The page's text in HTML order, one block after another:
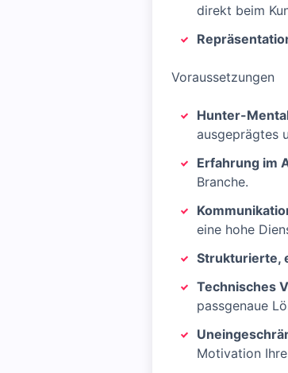
direkt beim
Voraussetzungen
Hunter-
ausgeprägtes
Erfahrung im
Branche.
eine hohe
Strukturierte,
Technisches
passgenaue
Motivation